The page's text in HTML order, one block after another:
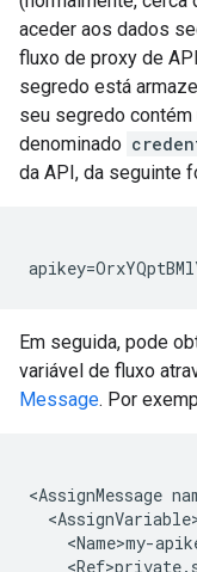
aceder aos dados
fluxo de proxy de
segredo está
seu segredo
denominado
da API, da seguinte
Em seguida, pode
variável de fluxo
Message. Por
<AssignMessage
<AssignVariable
<Name>my-
<Ref>private.